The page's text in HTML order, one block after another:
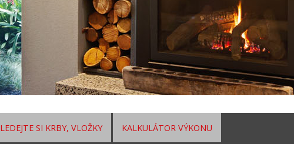
KALKULÁTOR VÝKONU
SI KRBY, VLOŽKY